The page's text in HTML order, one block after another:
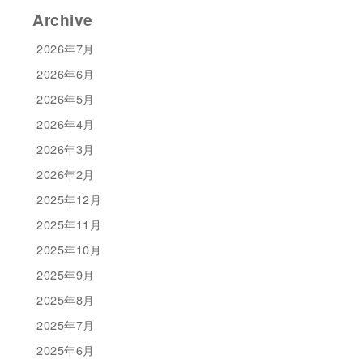
Archive
2026年7月
2026年6月
2026年5月
2026年4月
2026年3月
2026年2月
2025年12月
2025年11月
2025年10月
2025年9月
2025年8月
2025年7月
2025年6月